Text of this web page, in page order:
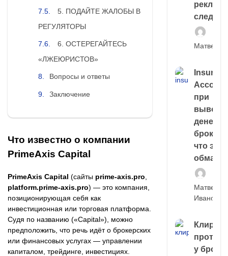
5. ПОДАЙТЕ ЖАЛОБЫ В
РЕГУЛЯТОРЫ
6. ОСТЕРЕГАЙТЕСЬ
«ЛЖЕЮРИСТОВ»
Вопросы и ответы
Заключение
Что известно о компании
PrimeAxis Capital
PrimeAxis Capital (сайты prime-axis.pro
platform.prime-axis.pro) — это компания,
позиционирующая себя как
инвестиционная или торговая платформа.
Судя по названию («Capital»), можно
предположить, что речь идёт о брокерских
или финансовых услугах — управлении
капиталом, трейдинге, инвестициях.
следа
Матвей
Account
при
выводе
денег у
что это,
обман?
Матвей
Иванов
Клиринг
у